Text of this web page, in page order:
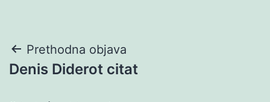
Navigacija
objava
Prethodna objava
Denis Diderot citat